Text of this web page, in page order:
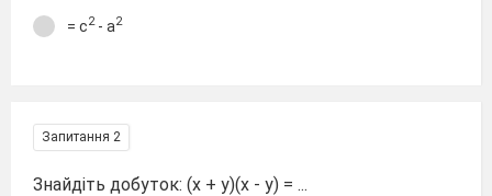
= с2- а2
Запитання 2
Знайдіть добуток: (х + у)(х - у) = ...